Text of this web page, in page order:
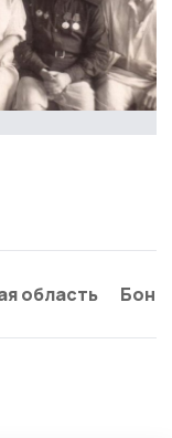
область